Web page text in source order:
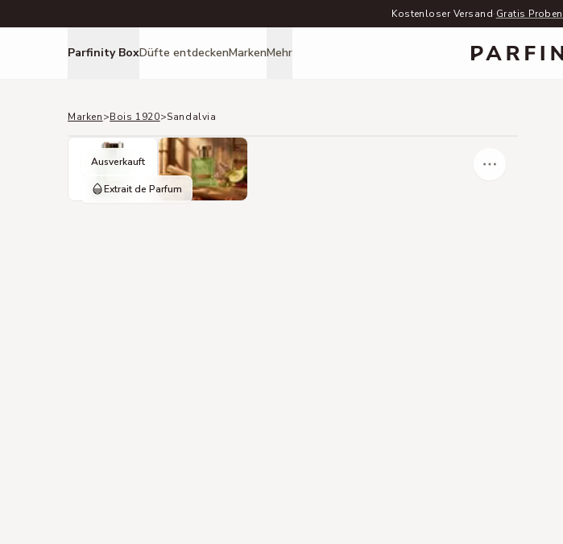
Kostenloser Versand·Gratis Proben
Parfinity BoxDüfte entdeckenMarkenMehr
Marken>Bois 1920>Sandalvia
Ausverkauft
Extrait de Parfum